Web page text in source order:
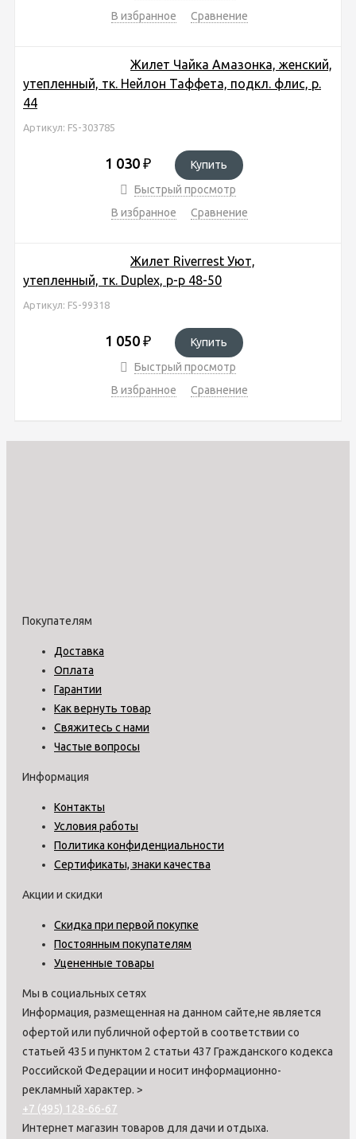
В избранное
Сравнение
Жилет Чайка Амазонка, женский,
утепленный, тк. Нейлон Таффета, подкл. флис, р.
44
Артикул: FS-303785
1 030 ₽
Купить
Быстрый просмотр
В избранное
Сравнение
Жилет Riverrest Уют,
утепленный, тк. Duplex, р-р 48-50
Артикул: FS-99318
1 050 ₽
Купить
Быстрый просмотр
В избранное
Сравнение
Покупателям
Доставка
Оплата
Гарантии
Как вернуть товар
Свяжитесь с нами
Частые вопросы
Информация
Контакты
Условия работы
Политика конфиденциальности
Сертификаты, знаки качества
Акции и скидки
Скидка при первой покупке
Постоянным покупателям
Уцененные товары
Мы в социальных сетях
Информация, размещенная на данном сайте,не является
офертой или публичной офертой в соответствии со
статьей 435 и пунктом 2 статьи 437 Гражданского кодекса
Российской Федерации и носит информационно-
рекламный характер. >
+7 (495) 128-66-67
Интернет магазин товаров для дачи и отдыха.